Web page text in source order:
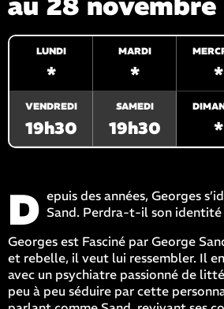
LUNDI
*
MARDI
* *
VENDREDI
19h30
SAMEDI
19h30 *
D epuis des années, Georges
Sand. Perdra-t-il son identité
Georges est Fasciné par George
et rebelle, il veut lui ressembler. Il
avec un psychiatre passionné de
peu à peu séduire par cette